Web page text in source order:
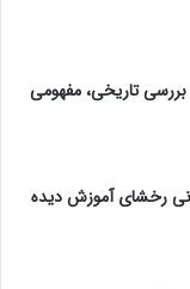
بررسی تاریخی، مفهومی
رخشای آموزش دیده